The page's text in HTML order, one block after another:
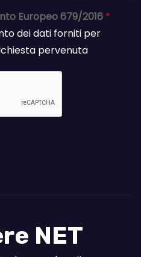
Europeo 679/2016 *
dei dati forniti per
pervenuta
NET